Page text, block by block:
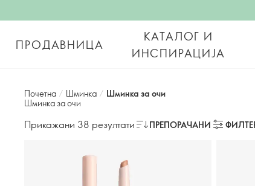
ПРОДАВНИЦА
КАТАЛОГ И
ИНСПИРАЦИЈА
Почетна / Шминка / Шминка за очи
Шминка за очи
Прикажани 38 резултати ПРЕПОРАЧАНИ